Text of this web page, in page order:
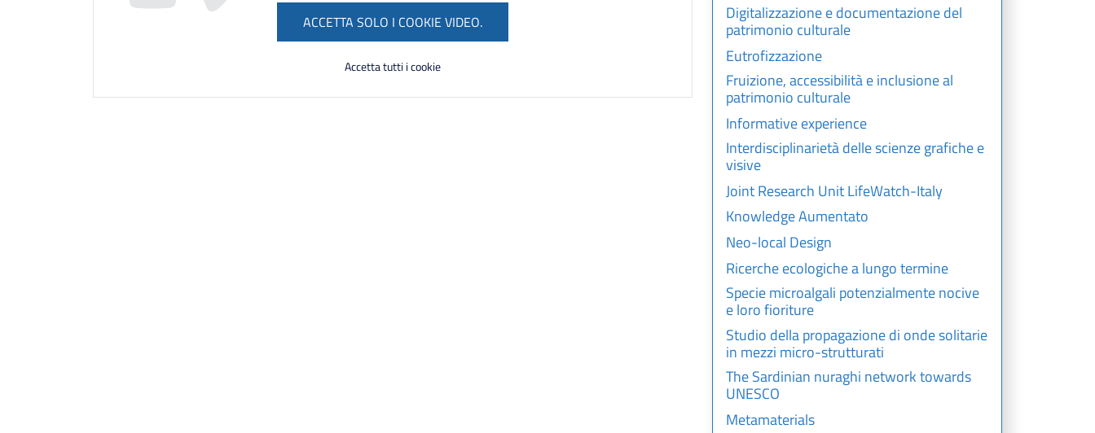
ACCETTA SOLO I COOKIE VIDEO.
Accetta tutti i cookie
Digitalizzazione e documentazione del
patrimonio culturale
Eutrofizzazione
Fruizione, accessibilità e inclusione al
patrimonio culturale
Informative experience
Interdisciplinarietà delle scienze grafiche e
visive
Joint Research Unit LifeWatch-Italy
Knowledge Aumentato
Neo-local Design
Ricerche ecologiche a lungo termine
Specie microalgali potenzialmente nocive
e loro fioriture
Studio della propagazione di onde solitarie
in mezzi micro-strutturati
The Sardinian nuraghi network towards
UNESCO
Metamaterials